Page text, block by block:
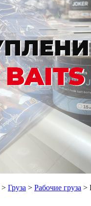
> Груза > Рабочие груза >